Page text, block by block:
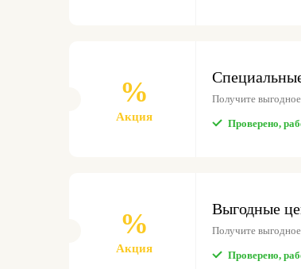
%
Акция
Получите
Проверено,
%
Акция
Выгодные
Получите
Проверено,